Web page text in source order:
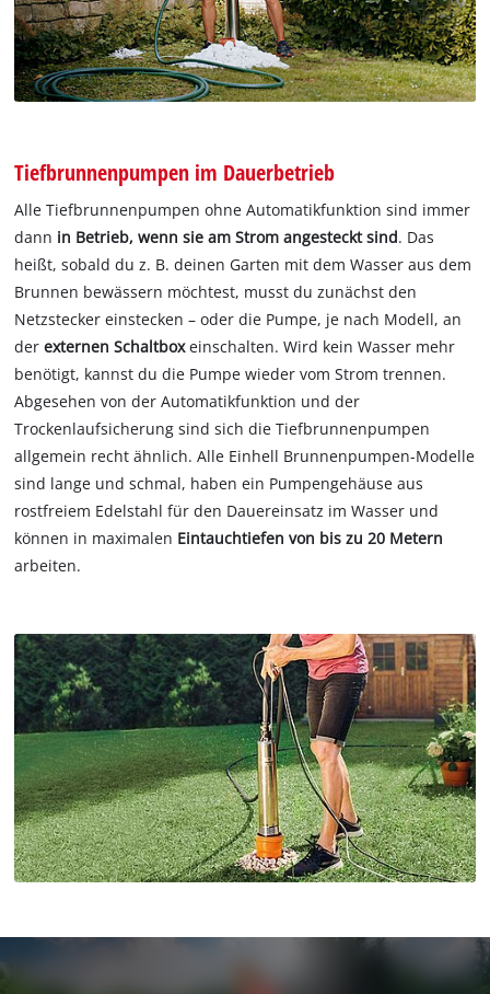
Tiefbrunnenpumpen im Dauerbetrieb
Alle Tiefbrunnenpumpen ohne Automatikfunktion sind immer
dann in Betrieb, wenn sie am Strom angesteckt sind. Das
heißt, sobald du z. B. deinen Garten mit dem Wasser aus dem
Brunnen bewässern möchtest, musst du zunächst den
Netzstecker einstecken – oder die Pumpe, je nach Modell, an
derexternen Schaltboxeinschalten. Wird kein Wasser mehr
benötigt, kannst du die Pumpe wieder vom Strom trennen.
Abgesehen von der Automatikfunktion und der
Trockenlaufsicherung sind sich die Tiefbrunnenpumpen
allgemein recht ähnlich. Alle Einhell Brunnenpumpen-Modelle
sind lange und schmal, haben ein Pumpengehäuse aus
rostfreiem Edelstahl für den Dauereinsatz im Wasser und
können in maximalen Eintauchtiefen von bis zu 20 Metern
arbeiten.